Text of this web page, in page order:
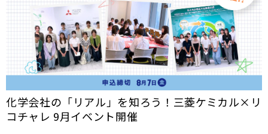
化学会社の「リアル」を知ろう！三菱ケミカル×リ
コチャレ 9月イベント開催